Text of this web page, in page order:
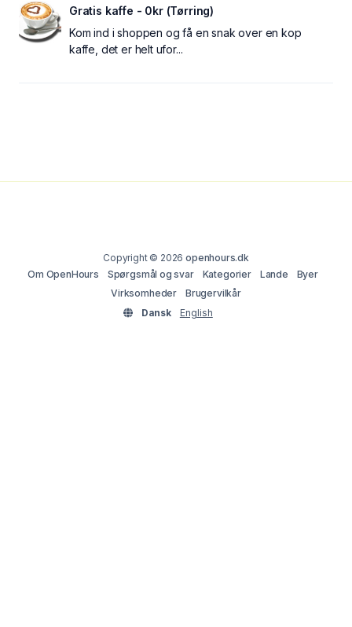
Gratis kaffe - 0kr (Tørring)
Kom ind i shoppen og få en snak over en kop
kaffe, det er helt ufor...
Copyright © 2026openhours.dk
Om OpenHours
Spørgsmål og svar Kategorier Lande
Byer
Virksomheder
Brugervilkår
Dansk
English